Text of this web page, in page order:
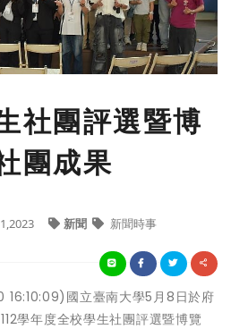
社團評選暨博
團成果
新聞 新聞時事
16:10:09)國立臺南大學5月8日於府
學年度全校學生社團評選暨博覽